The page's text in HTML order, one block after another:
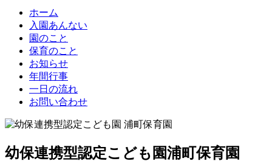
ホーム
入園あんない
園のこと
保育のこと
お知らせ
年間行事
一日の流れ
お問い合わせ
幼保連携型認定こども園浦町保育園